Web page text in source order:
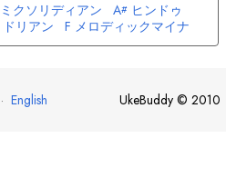
ミクソリディアン A# ヒンドゥ
ドリアン F メロディックマイナ
リディア
· English UkeBuddy © 2010